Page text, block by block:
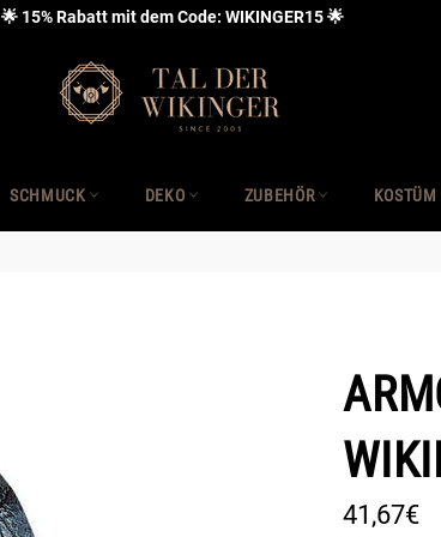
🌟 15% Rabatt mit dem Code: WIKINGER15 🌟
SCHMUCK DEKO ZUBEHÖR KOSTÜM
Normaler
Preis
41,67€